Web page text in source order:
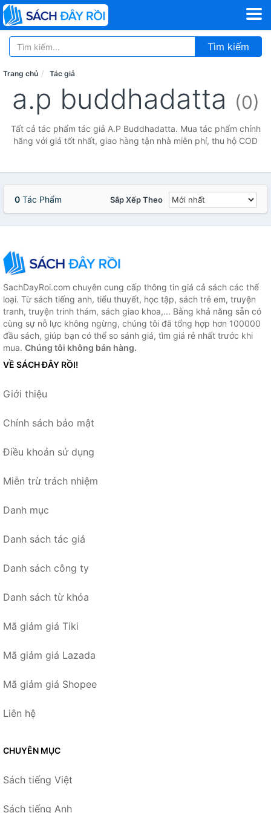
Tìm kiếm
Trang chủ Tác giả
a.p buddhadatta (0)
Tất cả tác phẩm tác giả A.P Buddhadatta. Mua tác phẩm chính
hãng với giá tốt nhất, giao hàng tận nhà miễn phí, thu hộ COD
0 Tác Phẩm Sắp Xếp Theo
SachDayRoi.com chuyên cung cấp thông tin giá cả sách các thể
loại. Từ sách tiếng anh, tiểu thuyết, học tập, sách trẻ em, truyện
tranh, truyện trinh thám, sách giao khoa,... Bằng khả năng sẵn có
cùng sự nỗ lực không ngừng, chúng tôi đã tổng hợp hơn 100000
đầu sách, giúp bạn có thể so sánh giá, tìm giá rẻ nhất trước khi
mua. Chúng tôi không bán hàng.
VỀ SÁCH ĐÂY RỒI!
Giới thiệu
Chính sách bảo mật
Điều khoản sử dụng
Miễn trừ trách nhiệm
Danh mục
Danh sách tác giả
Danh sách công ty
Danh sách từ khóa
Mã giảm giá Tiki
Mã giảm giá Lazada
Mã giảm giá Shopee
Liên hệ
CHUYÊN MỤC
Sách tiếng Việt
Sách tiếng Anh